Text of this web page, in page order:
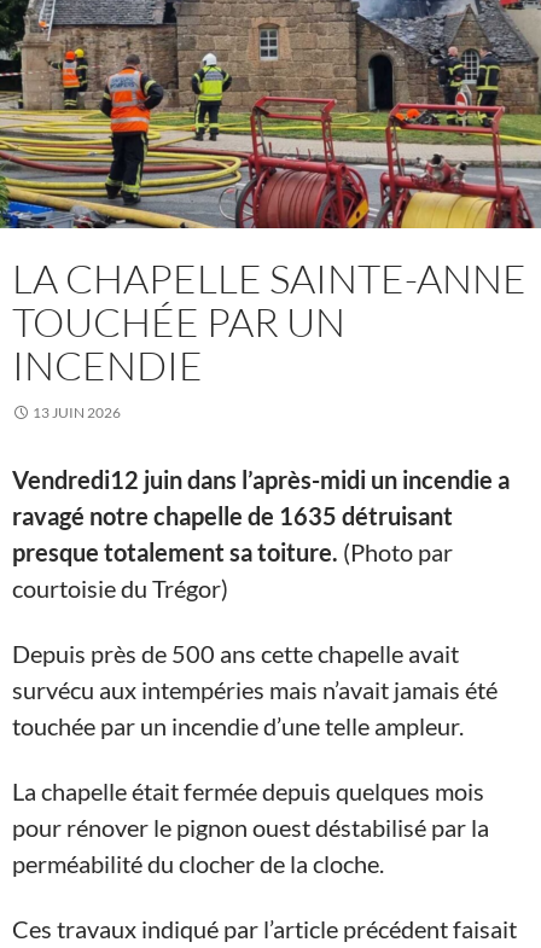
LA CHAPELLE SAINTE-ANNE
TOUCHÉE PAR UN
INCENDIE
13 JUIN 2026
Vendredi12 juin dans l’après-midi un incendie a
ravagé notre chapelle de 1635 détruisant
presque totalement sa toiture. (Photo par
courtoisie du Trégor)
Depuis près de 500 ans cette chapelle avait
survécu aux intempéries mais n’avait jamais été
touchée par un incendie d’une telle ampleur.
La chapelle était fermée depuis quelques mois
pour rénover le pignon ouest déstabilisé par la
perméabilité du clocher de la cloche.
Ces travaux indiqué par l’article précédent faisait